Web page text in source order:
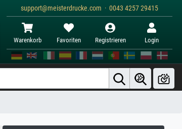
support@meisterdrucke.com · 0043 4257 29415
Warenkorb Favoriten Registrieren Login